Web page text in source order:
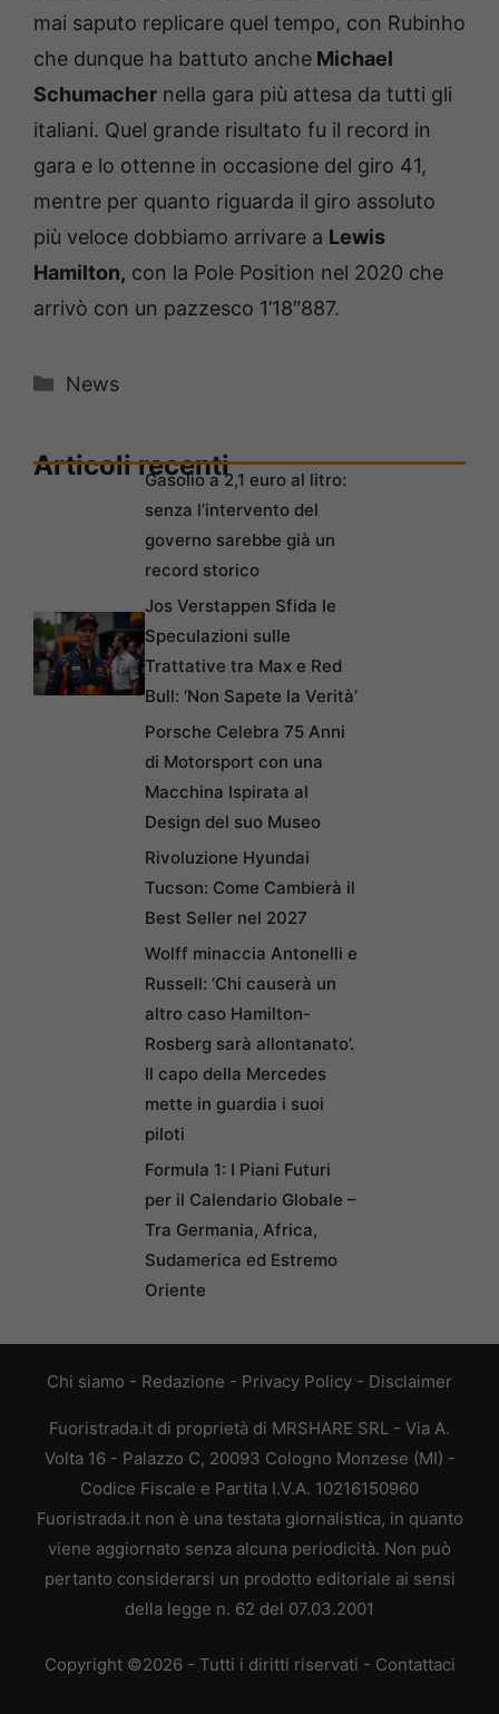
mai saputo replicare quel tempo, con Rubinho
che dunque ha battuto anche Michael
Schumacher nella gara più attesa da tutti gli
italiani. Quel grande risultato fu il record in
gara e lo ottenne in occasione del giro 41,
mentre per quanto riguarda il giro assoluto
più veloce dobbiamo arrivare a Lewis
Hamilton, con la Pole Position nel 2020 che
arrivò con un pazzesco 1’18″887.
Categorie
News
Articoli recentiGasolio a 2,1 euro al litro:
senza l’intervento del
governo sarebbe già un
record storico
Jos Verstappen Sfida le
Speculazioni sulle
Trattative tra Max e Red
Bull: ‘Non Sapete la Verità’
Porsche Celebra 75 Anni
di Motorsport con una
Macchina Ispirata al
Design del suo Museo
Rivoluzione Hyundai
Tucson: Come Cambierà il
Best Seller nel 2027
Wolff minaccia Antonelli e
Russell: ‘Chi causerà un
altro caso Hamilton-
Rosberg sarà allontanato’.
Il capo della Mercedes
mette in guardia i suoi
piloti
Formula 1: I Piani Futuri
per il Calendario Globale –
Tra Germania, Africa,
Sudamerica ed Estremo
Oriente
Chi siamo - Redazione - Privacy Policy - Disclaimer
Fuoristrada.it di proprietà di MRSHARE SRL - Via A.
Volta 16 - Palazzo C, 20093 Cologno Monzese (MI) -
Codice Fiscale e Partita I.V.A. 10216150960
Fuoristrada.it non è una testata giornalistica, in quanto
viene aggiornato senza alcuna periodicità. Non può
pertanto considerarsi un prodotto editoriale ai sensi
della legge n. 62 del 07.03.2001
Copyright ©2026 - Tutti i diritti riservati - Contattaci